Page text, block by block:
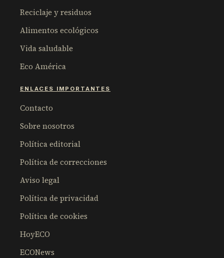
Reciclaje y residuos
Alimentos ecológicos
Vida saludable
Eco América
ENLACES IMPORTANTES
Contacto
Sobre nosotros
Política editorial
Política de correcciones
Aviso legal
Política de privacidad
Política de cookies
HoyECO
ECONews